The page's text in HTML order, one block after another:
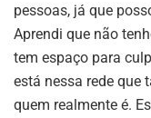
pessoas, já que
Aprendi que não
tem espaço para
está nessa rede que
quem realmente é.